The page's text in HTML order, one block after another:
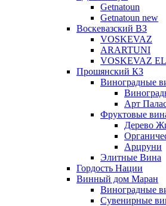
Getnatoun
Getnatoun new
Воскевазский ВЗ
VOSKEVAZ
ARARTUNI
VOSKEVAZ
Прошянский КЗ
Виноградные
Арт
Фруктовые
Дерево
Арцруни
Элитные Вина
Гордость Нации
Винный дом Маран
Виноградные
Сувенирные